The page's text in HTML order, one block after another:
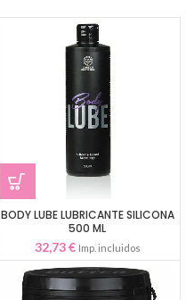
BODY LUBE LUBRICANTE SILICONA
500 ML
32,73€ Imp. incluidos